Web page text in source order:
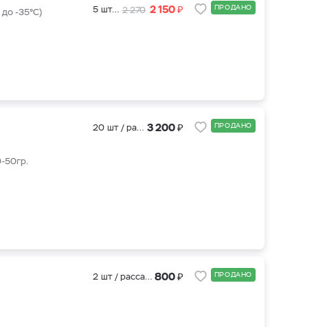
-35°С)
5 шт + ОМК подкормка для саженцев 2 270 2 150₽ ПРОДАНО
50гр.
20 шт / рассада 3 200₽ ПРОДАНО
2 шт / рассада 800₽ ПРОДАНО